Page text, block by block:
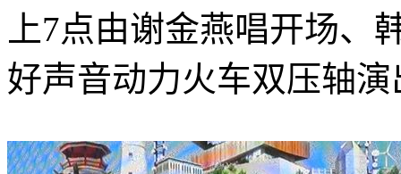
上7点由谢金燕唱开场、
好声音动力火车双压轴演